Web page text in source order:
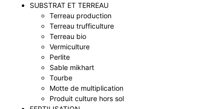
SUBSTRAT ET TERREAU
Terreau production
Terreau trufficulture
Terreau bio
Vermiculture
Perlite
Sable mikhart
Tourbe
Motte de multiplication
Produit culture hors sol